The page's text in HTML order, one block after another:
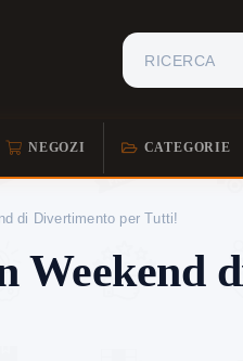
NEGOZI CATEGORIE
di Divertimento per Tutti!
Weekend